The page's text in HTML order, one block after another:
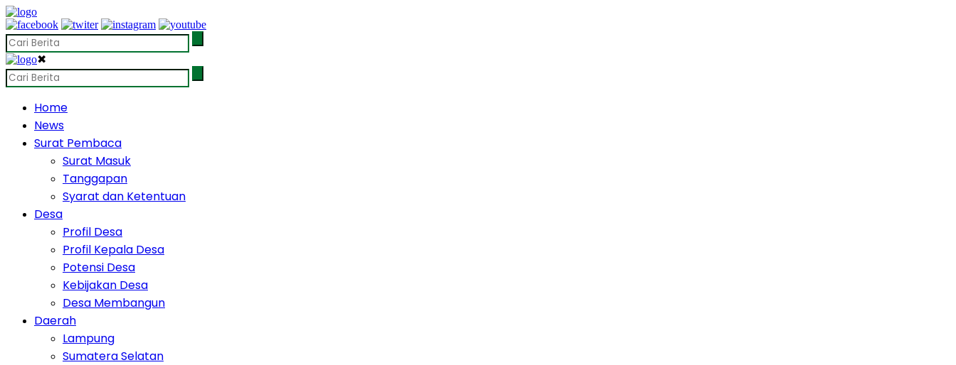
✖
Home
News
Surat Pembaca
Surat Masuk
Tanggapan
Syarat dan Ketentuan
Desa
Profil Desa
Profil Kepala Desa
Potensi Desa
Kebijakan Desa
Desa Membangun
Daerah
Lampung
Sumatera Selatan